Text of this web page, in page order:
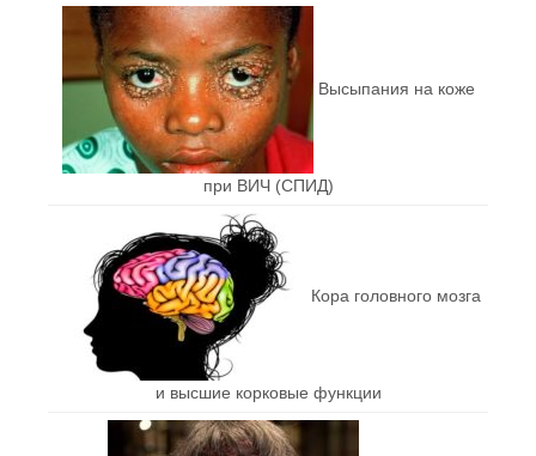
Высыпания на коже
при ВИЧ (СПИД)
Кора головного мозга
и высшие корковые функции